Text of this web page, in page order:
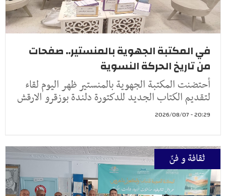
في المكتبة الجهوية بالمنستير.. صفحات
من تاريخ الحركة النسوية
أحتضنت المكتبة الجهوية بالمنستير ظهر اليوم لقاء
لتقديم الكتاب الجديد للدكتورة دلندة بوزقرو الارقش
20:29 - 2026/08/07
ثقافة و فنّ